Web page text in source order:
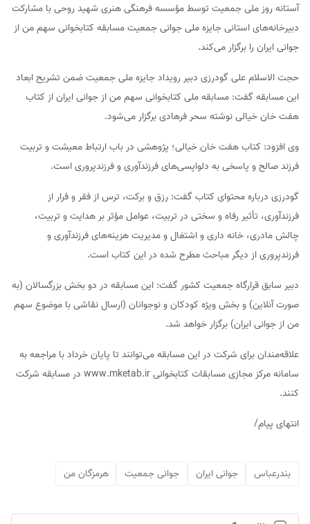
آستانه روز ملی جمعیت توسط مؤسسه فرهنگی هنری شهید روحی با مشارکت
دبیرخانه‌های استانی جایزه ملی جوانی جمعیت مسابقه کتابخوانی سهم من از
جوانی ایران را برگزار می‌کند.
حجت الاسلام علی گودرزی دبیر رویداد جایزه ملی جمعیت ضمن تشریح ابعاد
این مسابقه گفت: مسابقه ملی کتابخوانی سهم من از جوانی ایران از کتاب
هفت خان خیالی نوشته سحر فرهادی برگزار می‌شود.
وی افزود: کتاب هفت خان خیالی؛ پژوهشی در باب ارتباط معیشت و تربیت
فرزند صالح و پاسخی به دلواپسی‌های فرزندآوری و فرزندپروری است.
گودرزی درباره محتوای کتاب گفت: رزق و برکت، ترس از فقر و فرار از
فرزندآوری، تأثیر رفاه و سختی در تربیت، عوامل مؤثر بر هدایت و تربیت،
چالش مادری، خانه داری و اشتغال و مدیریت هزینه‌های فرزندآوری و
فرزندپروری از دیگر مباحث مطرح شده در این کتاب است.
دبیر سابق قرارگاه جمعیت کشور گفت: این مسابقه در دو بخش بزرگسالان (به
صورت آنلاین) و بخش ویژه کودکان و نوجوانان (ارسال نقاشی با موضوع سهم
من از جوانی ایران) برگزار خواهد شد.
علاقه‌مندان برای شرکت در این مسابقه می‌توانند تا پایان خرداد با مراجعه به
سامانه مرکز مجازی مسابقات کتابخوانی www.mketab.ir در مسابقه شرکت
کنند.
انتهای پیام/
بندرعباس جوانی ایران جوانی جمعیت هرمزگان من